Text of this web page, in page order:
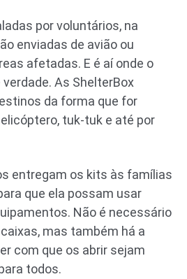
por voluntários, na
enviadas de avião ou
afetadas. E é aí onde o
As ShelterBox
da forma que for
tuk-tuk e até por
entregam os kits às famílias
que ela possam usar
Não é necessário
mas também há a
com que os abrir sejam
todos.